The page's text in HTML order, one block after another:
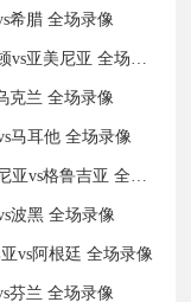
希腊 全场录像
2024年09月11日 欧国联C联赛第2轮 北马其顿vs亚美尼亚 全场录像
克兰 全场录像
马耳他 全场录像
2024年09月11日 欧国联B联赛第2轮 阿尔巴尼亚vs格鲁吉亚 全场录像
波黑 全场录像
vs阿根廷 全场录像
芬兰 全场录像